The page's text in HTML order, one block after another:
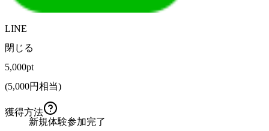
LINE
閉じる
5,000pt
(5,000円相当)
獲得方法
新規体験参加完了